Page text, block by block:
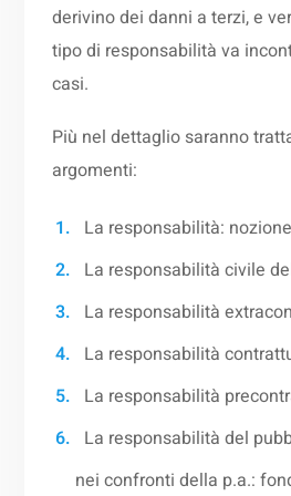
derivino dei danni a terzi, e
tipo di responsabilità va
casi.
Più nel dettaglio saranno
argomenti:
La responsabilità:
La responsabilità civile
La responsabilità
La responsabilità
La responsabilità
La responsabilità del
nei confronti della p.a.: